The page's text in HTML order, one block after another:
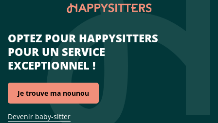
OPTEZ POUR HAPPYSITTERS
POUR UN SERVICE
EXCEPTIONNEL !
Je trouve ma nounou
Devenir baby-sitter